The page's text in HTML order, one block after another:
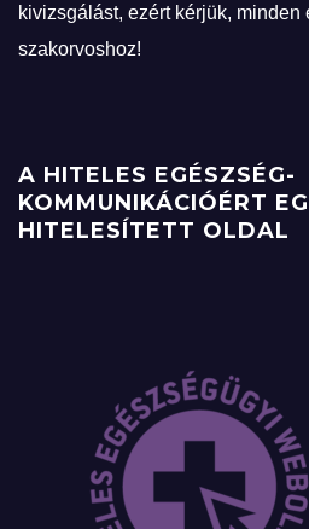
kivizsgálást, ezért kérjük, minden
szakorvoshoz!
A HITELES EGÉSZSÉG-
KOMMUNIKÁCIÓÉRT
HITELESÍTETT OLDAL